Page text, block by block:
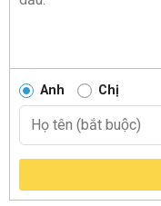
hoa hồng cam siprit và
Anh Chị